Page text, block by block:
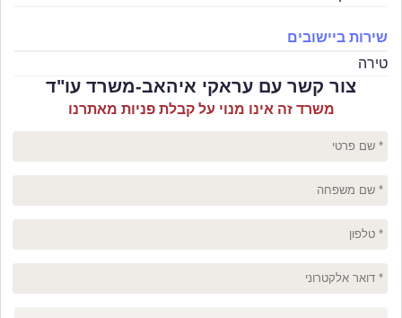
שירות ביישובים
טירה
צור קשר עם עראקי איהאב-משרד עו"ד
משרד זה אינו מנוי על קבלת פניות מאתרנו